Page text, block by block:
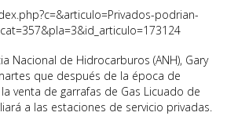
podrian-
Nacional de Hidrocarburos (ANH), Gary
que después de la época de
venta de garrafas de Gas Licuado de
a las estaciones de servicio privadas.